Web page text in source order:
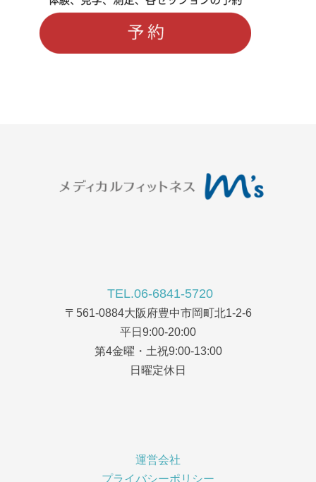
TEL.06-6841-5720
〒561-0884大阪府豊中市岡町北1-2-6
平日9:00-20:00
第4金曜・土祝9:00-13:00
日曜定休日
運営会社
プライバシーポリシー